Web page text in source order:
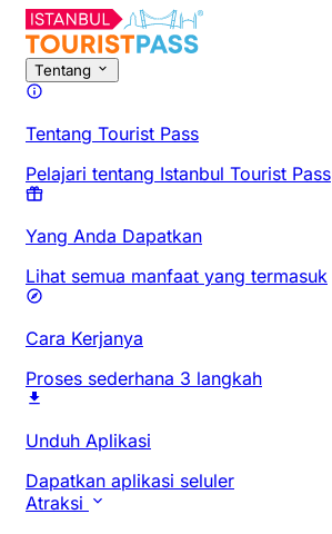
Tentang
Tentang Tourist Pass
Pelajari tentang Istanbul Tourist Pass
Yang Anda Dapatkan
Lihat semua manfaat yang termasuk
Cara Kerjanya
Proses sederhana 3 langkah
Unduh Aplikasi
Dapatkan aplikasi seluler
Atraksi